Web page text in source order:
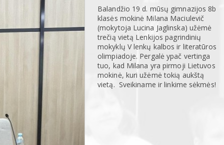
Balandžio 19 d. mūsų gimnazijos 8b
klasės mokinė Milana Maciulevič
(mokytoja Lucina Jaglinska) užėmė
trečią vietą Lenkijos pagrindinių
mokyklų V lenkų kalbos ir literatūros
olimpiadoje. Pergalė ypač vertinga
tuo, kad Milana yra pirmoji Lietuvos
mokinė, kuri užėmė tokią aukštą
vietą. Sveikiname ir linkime sėkmės!